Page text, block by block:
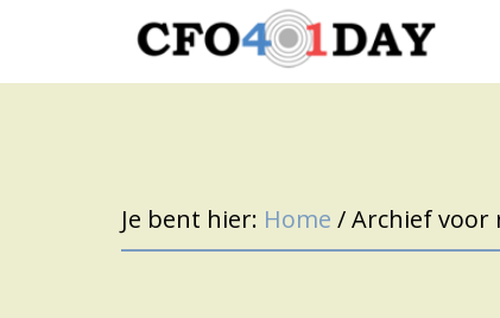
Je bent hier: Home /Archief voor